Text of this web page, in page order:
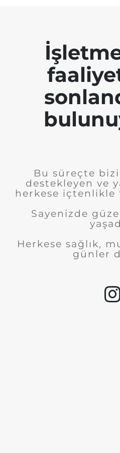
Bu süreçte
destekleyen ve
herkese içtenlikle
Sayenizde
Herkese sağlık,
günler